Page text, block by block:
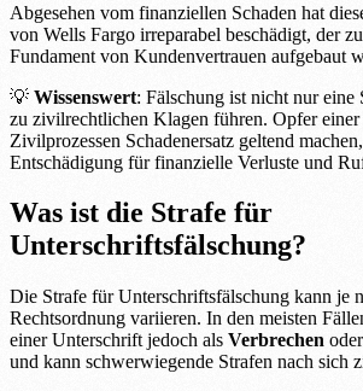
Abgesehen vom finanziellen Schaden hat
von Wells Fargo irreparabel beschädigt, der
Fundament von Kundenvertrauen aufgebaut
💡 Wissenswert: Fälschung ist nicht nur eine
zu zivilrechtlichen Klagen führen. Opfer
Zivilprozessen Schadenersatz geltend
Entschädigung für finanzielle Verluste und
Was ist die Strafe für
Unterschriftsfälschung?
Die Strafe für Unterschriftsfälschung kann je
Rechtsordnung variieren. In den meisten
einer Unterschrift jedoch als Verbrechen oder
und kann schwerwiegende Strafen nach sich